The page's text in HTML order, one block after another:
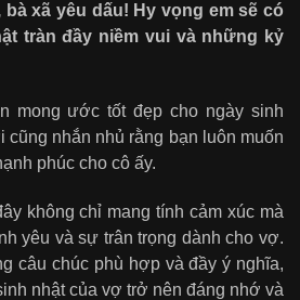
bà xã yêu dấu! Hy vọng em sẽ có
tràn đầy niềm vui và những kỷ
mong ước tốt đẹp cho ngày sinh
cũng nhắn nhủ rằng bạn luôn muốn
phúc cho cô ấy.
không chỉ mang tính cảm xúc mà
yêu và sự trân trọng dành cho vợ.
câu chúc phù hợp và đầy ý nghĩa,
nhật của vợ trở nên đáng nhớ và